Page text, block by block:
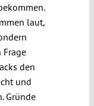
laut,
Frage
den
und
Gründe